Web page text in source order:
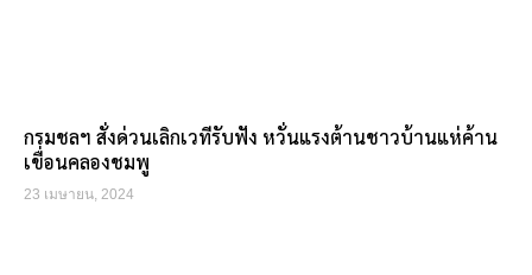
กรมชลฯ สั่งด่วนเลิกเวทีรับฟัง หวั่นแรงต้านชาวบ้านแห่ค้าน
เขื่อนคลองชมพู
23 เมษายน, 2024